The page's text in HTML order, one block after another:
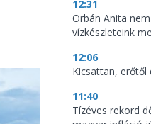
12:31
Orbán Anita
vízkészleteink
12:06
Kicsattan,
11:40
Tízéves rekord